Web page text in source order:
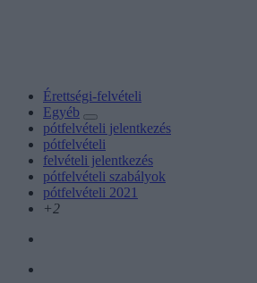
Érettségi-felvételi
Egyéb
pótfelvételi jelentkezés
pótfelvételi
felvételi jelentkezés
pótfelvételi szabályok
pótfelvételi 2021
+2